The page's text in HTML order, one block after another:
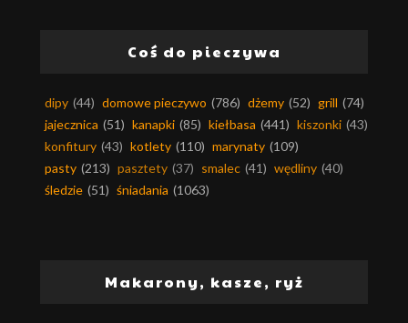
Coś do pieczywa
dipy (44) domowe pieczywo (786) dżemy (52) grill (74)
jajecznica (51) kanapki (85) kiełbasa (441) kiszonki (43)
konfitury (43) kotlety (110) marynaty (109)
pasty (213) pasztety (37) smalec (41) wędliny (40)
śledzie (51) śniadania (1063)
Makarony, kasze, ryż